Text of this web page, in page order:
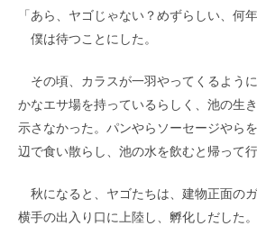
「あら、ヤゴじゃない？めずらしい、何
僕は待つことにした。
その頃、カラスが一羽やってくるよう
かなエサ場を持っているらしく、池の生
示さなかった。パンやらソーセージやら
辺で食い散らし、池の水を飲むと帰って行
秋になると、ヤゴたちは、建物正面のガ
横手の出入り口に上陸し、孵化しだした